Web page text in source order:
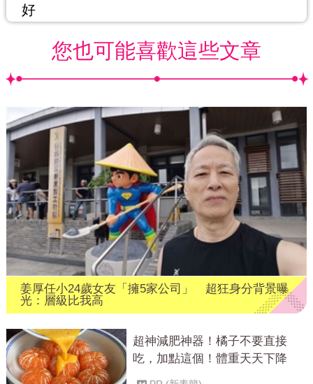
好
您也可能喜歡這些文章
姜厚任小24歲女友「擁5家公司」 超狂身分背景曝
光：層級比我高
超神減肥神器！橘子不要直接
吃，加點這個！體重天天下降